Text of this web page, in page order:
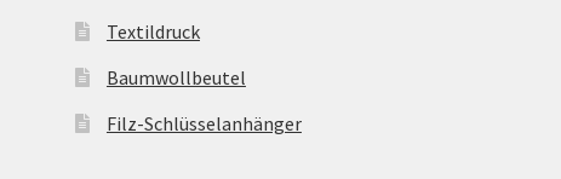
Textildruck
Baumwollbeutel
Filz-Schlüsselanhänger